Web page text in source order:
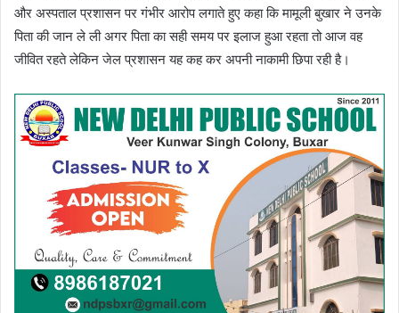
और अस्पताल प्रशासन पर गंभीर आरोप लगाते हुए कहा कि मामूली बुखार ने उनके
पिता की जान ले ली अगर पिता का सही समय पर इलाज हुआ रहता तो आज वह
जीवित रहते लेकिन जेल प्रशासन यह कह कर अपनी नाकामी छिपा रही है।